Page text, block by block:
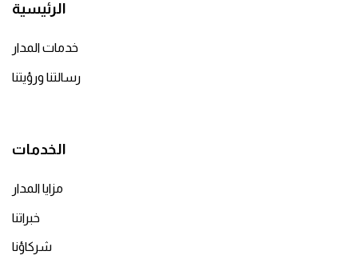
الرئيسية
خدمات المدار
رسالتنا ورؤيتنا
الخدمات
مزايا المدار
خبراتنا
شركاؤنا